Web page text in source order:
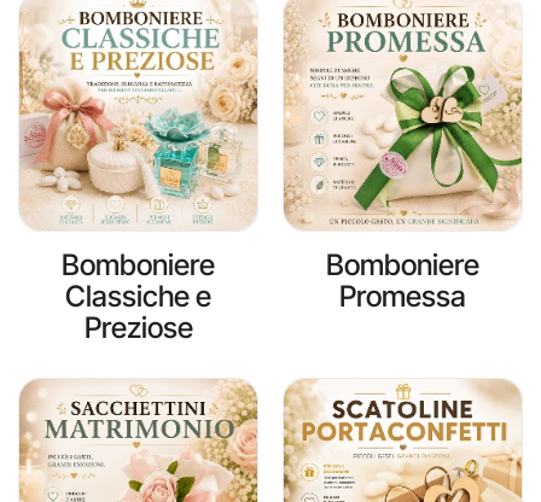
Bomboniere
Classiche e
Preziose
Bomboniere
Promessa